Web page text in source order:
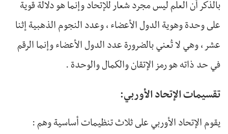
بالذكر أن العلم ليس مجرد شعار للإتحاد وإنما هو دلالة قوية
على وحدة وهوية الدول الأعضاء ، وعدد النجوم الذهبية إثنا
عشر ، وهي لا تُعني بالضرورة عدد الدول الأعضاء وإنما الرقم
في حد ذاته هو رمز الإتقان والكمال والوحدة .
تقسيمات الإتحاد الأوربي:
يقوم الإتحاد الأوربي على ثلاث تنظيمات أساسية وهم :